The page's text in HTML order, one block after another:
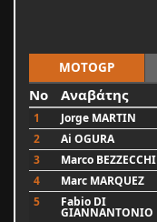
MOTOGP
No Αναβάτης
1 Jorge MARTIN
2
Ai OGURA
3
Marco BEZZECCHI
4
Marc MARQUEZ
5
Fabio DI
GIANNANTONIO